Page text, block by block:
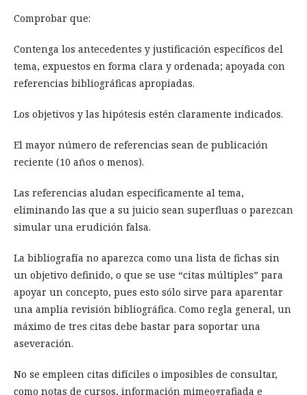
Comprobar que:
Contenga los antecedentes y justificación específicos del
tema, expuestos en forma clara y ordenada; apoyada con
referencias bibliográficas apropiadas.
Los objetivos y las hipótesis estén claramente indicados.
El mayor número de referencias sean de publicación
reciente (10 años o menos).
Las referencias aludan específicamente al tema,
eliminando las que a su juicio sean superfluas o parezcan
simular una erudición falsa.
La bibliografía no aparezca como una lista de fichas sin
un objetivo definido, o que se use “citas múltiples” para
apoyar un concepto, pues esto sólo sirve para aparentar
una amplia revisión bibliográfica. Como regla general, un
máximo de tres citas debe bastar para soportar una
aseveración.
No se empleen citas difíciles o imposibles de consultar,
como notas de cursos, información mimeografiada e